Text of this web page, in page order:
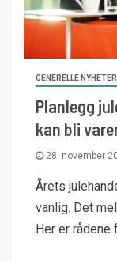
GENERELLE NYHETER
Planlegg
kan bli
28. november
Årets
vanlig. Det
Her er rådene